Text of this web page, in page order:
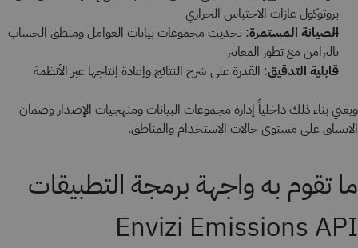
بروتوكول غازات الاحتباس الحراري
الصيانة المستمرة: تحديث مجموعات بيانات العوامل ومنطق الحساب
بالتزامن مع تطور المعايير
قابلية التدقيق: القدرة على شرح النتائج وإعادة إنتاجها عبر الأنظمة
ويعني بناء ذلك داخلياً إدارة مجموعات البيانات ومنهجيات الإصدار وضمان
الاتساق على مستوى حالات الاستخدام والمناطق.
ما تقوم به واجهة برمجة التطبيقات
Envizi Emissions API